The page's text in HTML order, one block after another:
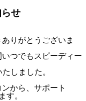
せ
りがとうございま
つでもスピーディー
しました。
から、サポート
す。